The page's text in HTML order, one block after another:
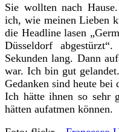
Sie wollten nach
ich, wie meinen Lieben
die Headline lasen
Düsseldorf
Sekunden lang. Dann
war. Ich bin gut
Gedanken sind heute bei
Ich hätte ihnen so sehr
hätten aufatmen können.